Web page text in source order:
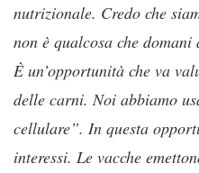
nutrizionale. Credo che
non è qualcosa che
È un’opportunità che va
delle carni. Noi abbiamo
cellulare”. In questa
interessi. Le vacche